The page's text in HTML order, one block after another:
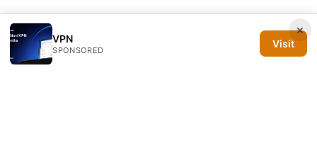
×
VPN
SPONSORED
Visit